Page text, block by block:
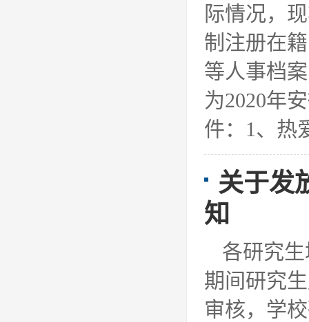
际情况，
制注册在
等人事档
为2020年
件：1、热
关于发
知
各研究
期间研究
审核，学